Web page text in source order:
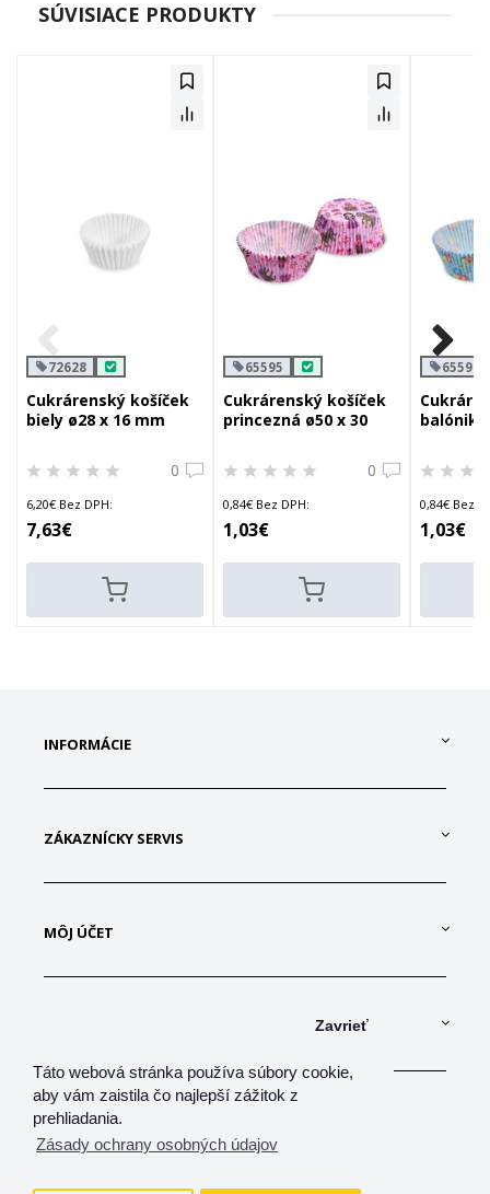
Táto webová stránka používa súbory cookie,
aby vám zaistila čo najlepší zážitok z
prehliadania.
Zásady ochrany osobných údajov
Zavrieť
SÚVISIACE PRODUKTY
72628
Cukrárenský košíček
biely ø28 x 16 mm
0
6,20€ Bez DPH:
7,63€
65595
Cukrárenský košíček
princezná ø50 x 30
0
0,84€ Bez DPH:
1,03€
65596
balóniky
0,84€ Bez
1,03€
INFORMÁCIE
ZÁKAZNÍCKY SERVIS
MÔJ ÚČET